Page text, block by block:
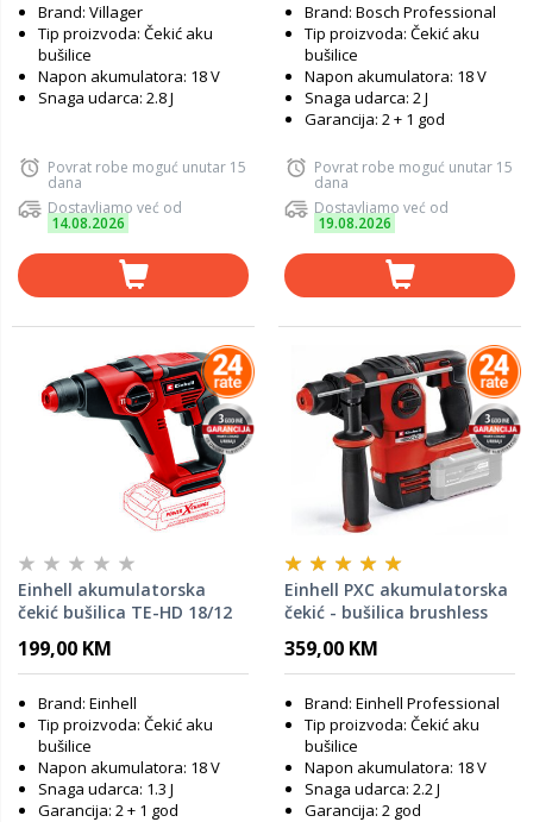
Brand: Villager
Tip proizvoda: Čekić aku
bušilice
Napon akumulatora: 18 V
Snaga udarca: 2.8 J
Povrat robe moguć unutar 15
dana
Dostavljamo već od
14.08.2026
Brand: Bosch Professional
Tip proizvoda: Čekić aku
bušilice
Napon akumulatora: 18 V
Snaga udarca: 2 J
Garancija: 2 + 1 god
Povrat robe moguć unutar 15
dana
Dostavljamo već od
19.08.2026
Einhell akumulatorska
čekić bušilica TE-HD 18/12
199,00 KM
Brand: Einhell
Tip proizvoda: Čekić aku
bušilice
Napon akumulatora: 18 V
Snaga udarca: 1.3 J
Garancija: 2 + 1 god
Einhell PXC akumulatorska
čekić - bušilica brushless
359,00 KM
Brand: Einhell Professional
Tip proizvoda: Čekić aku
bušilice
Napon akumulatora: 18 V
Snaga udarca: 2.2 J
Garancija: 2 god